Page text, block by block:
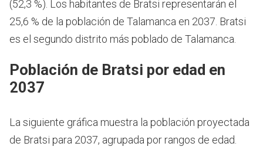
(52,3 %). Los habitantes de Bratsi representarán el
25,6 % de la población de Talamanca en 2037. Bratsi
es el segundo distrito más poblado de Talamanca.
Población de Bratsi por edad en
2037
La siguiente gráfica muestra la población proyectada
de Bratsi para 2037, agrupada por rangos de edad.